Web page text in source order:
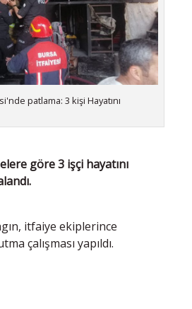
patlama: 3 kişi Hayatını
göre 3 işçi hayatını
itfaiye ekiplerince
çalışması yapıldı.